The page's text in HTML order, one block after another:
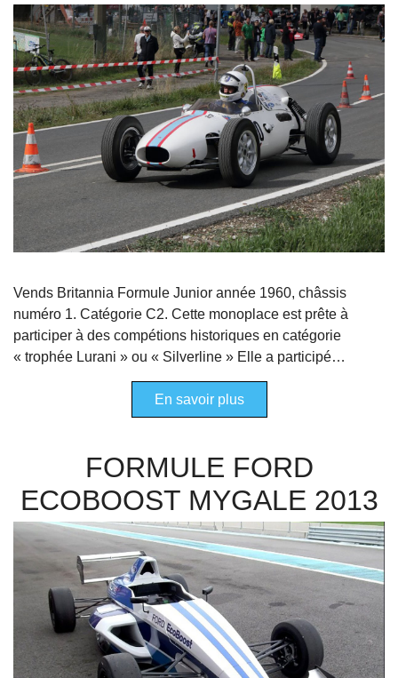
Vends Britannia Formule Junior année 1960, châssis
numéro 1. Catégorie C2. Cette monoplace est prête à
participer à des compétions historiques en catégorie
« trophée Lurani » ou « Silverline » Elle a participé…
En savoir plus
FORMULE FORD
ECOBOOST MYGALE 2013